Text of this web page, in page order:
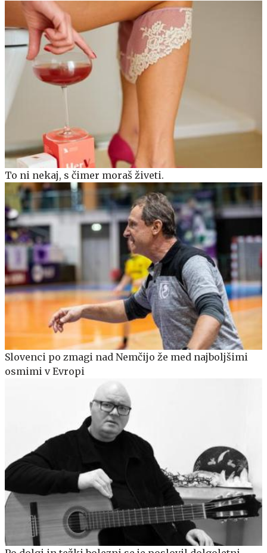
To ni nekaj, s čimer moraš živeti.
Slovenci po zmagi nad Nemčijo že med najboljšimi
osmimi v Evropi